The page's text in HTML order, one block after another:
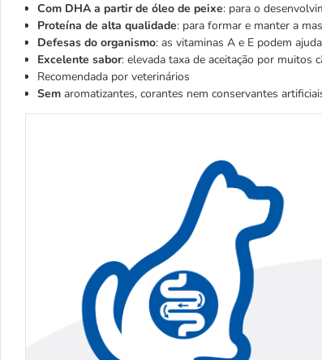
Com DHA a partir de óleo de peixe: para o
Proteína de alta qualidade: para formar e manter a
Defesas do organismo: as vitaminas A e E podem
Excelente sabor: elevada taxa de aceitação por muitos
Recomendada por veterinários
Sem aromatizantes, corantes nem conservantes